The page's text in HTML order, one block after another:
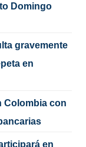
Domingo
gravemente
en
Colombia con
en